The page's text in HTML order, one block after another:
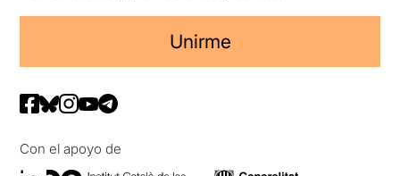
Unirme
Con el apoyo de